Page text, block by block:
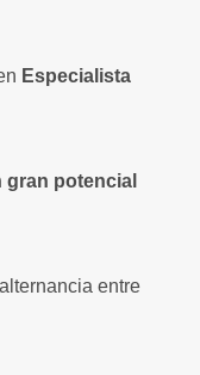
Especialista
potencial
entre